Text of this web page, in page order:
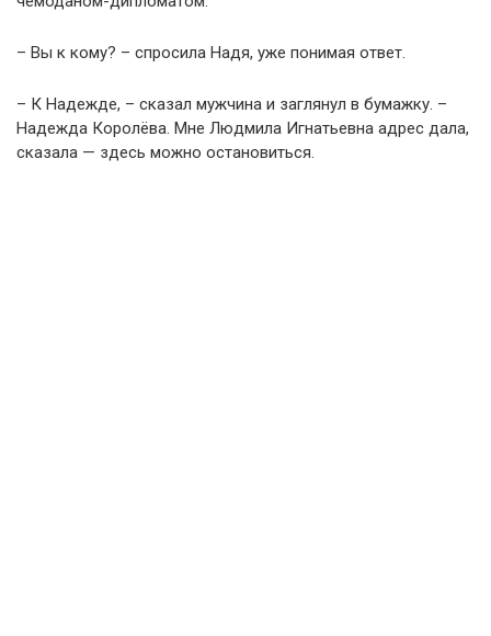
– Вы к кому? – спросила Надя, уже понимая ответ.
– К Надежде, – сказал мужчина и заглянул в бумажку. –
Надежда Королёва. Мне Людмила Игнатьевна адрес дала,
сказала — здесь можно остановиться.